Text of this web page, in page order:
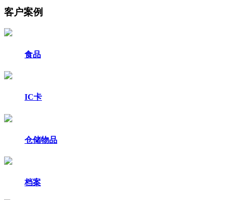
客户案例
食品
IC卡
仓储物品
档案